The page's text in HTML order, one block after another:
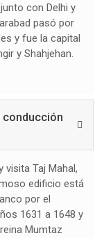
con Delhi y
pasó por
y fue la capital
y Shahjehan.
conducción
visita Taj Mahal,
edificio está
por el
1631 a 1648 y
Mumtaz